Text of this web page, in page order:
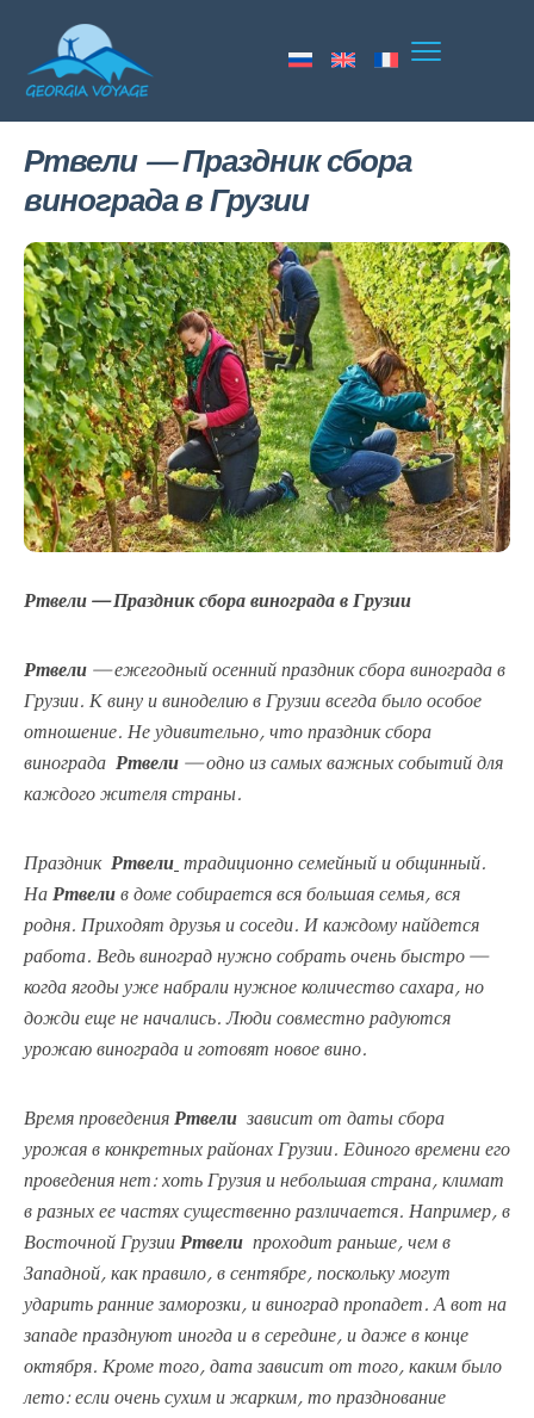
Ртвели — Праздник сбора
винограда в Грузии
Ртвели — Праздник сбора винограда в Грузии
Ртвели — ежегодный осенний праздник сборавинограда в
Грузии. К вину и виноделию в Грузии всегда было особое
отношение. Не удивительно, что праздник сбора
винограда Ртвели — одно из самых важных событий для
каждого жителя страны.
Праздник Ртвели традиционно семейный и общинный.
НаРтвелив доме собирается вся большая семья, вся
родня. Приходят друзья и соседи. И каждому найдется
работа. Ведь виноград нужно собрать очень быстро —
когда ягоды уже набрали нужное количество сахара, но
дожди еще не начались. Люди совместно радуются
урожаю винограда и готовят новое вино.
Время проведенияРтвели зависит от даты сбора
урожая в конкретных районах Грузии. Единого времени его
проведения нет: хоть Грузия и небольшая страна, климат
в разных ее частях существенно различается. Например, в
Восточной ГрузииРтвели проходит раньше, чем в
Западной, как правило, в сентябре, поскольку могут
ударить ранние заморозки, и виноград пропадет. А вот на
западе празднуют иногда и в середине, и даже в конце
октября. Кроме того, дата зависит от того, каким было
лето: если очень сухим и жарким, то празднование